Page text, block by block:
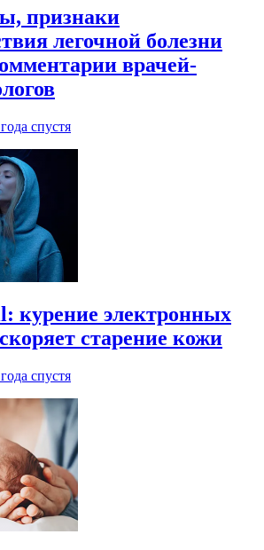
признаки
легочной болезни
врачей-
спустя
курение электронных
старение кожи
спустя